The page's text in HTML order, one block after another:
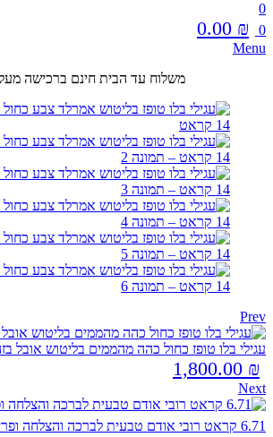
0
0
0.00 ₪
Menu
משלוח עד הבית חינם ברכישה מעל 500
Prev
עגילי בלו טופז כחול כהה מהממים בליטוש אובל בזהב 14
1,800.00 ₪
Next
6.71 קראט רובי אודם טבעית לברכה והצלחה ופריון